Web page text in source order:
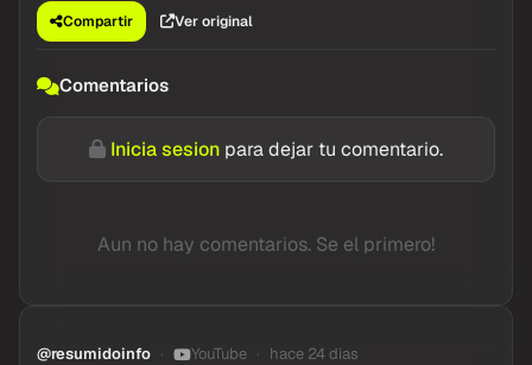
Compartir Ver original
Comentarios
Inicia sesion para dejar tu comentario.
Aun no hay comentarios. Se el primero!
@resumidoinfo YouTube hace 24 dias